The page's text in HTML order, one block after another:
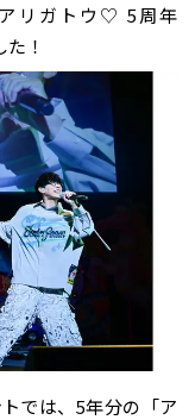
リガトウ♡ 5周年
！
では、5年分の「ア